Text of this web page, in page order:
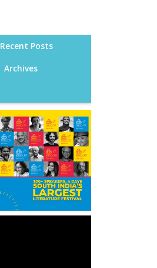
Recent Posts
Archives